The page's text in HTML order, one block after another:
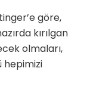
göre,
kırılgan
olmaları,
hepimizi